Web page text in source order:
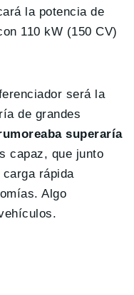
la potencia de
110 kW (150 CV)
será la
de grandes
superaría
capaz, que junto
rápida
Algo